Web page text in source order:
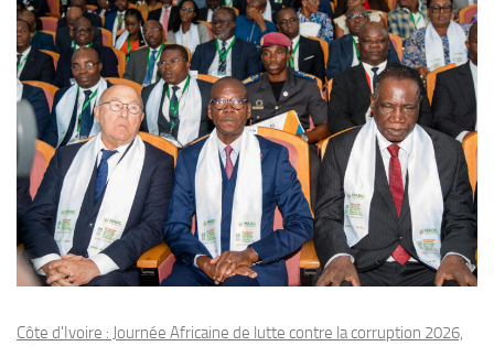
Côte d'Ivoire : Journée Africaine de lutte contre la corruption 2026,